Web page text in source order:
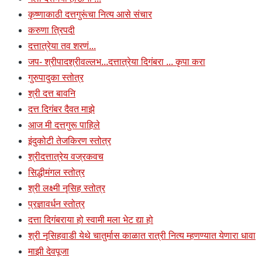
कृष्णाकाठी दत्तगुरूंचा नित्य आसे संचार
करुणा त्रिपदी
दत्तात्रेया तव शरणं...
जप- श्रीपादश्रीवल्लभ...दत्तात्रेया दिगंबरा ... कृपा करा
गुरुपादुका स्तोत्र
श्री दत्त बावनि
दत्त दिगंबर दैवत माझे
आज मी दत्तगुरू पाहिले
इंदुकोटी तेजकिरण स्तोत्र
श्रीदत्तात्रेय वज्रकवच
सिद्धीमंगल स्तोत्र
श्री लक्ष्मी नृसिह स्तोत्र
प्रज्ञावर्धन स्तोत्र
दत्ता दिगंबराया हो स्वामी मला भेट द्या हो
श्री नृसिहवाडी येथे चातुर्मास काळात रात्री नित्य म्हणण्यात येणारा धावा
माझी देवपूजा